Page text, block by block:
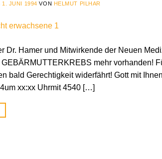
1. JUNI 1994 VON HELMUT PILHAR
Dr. Hamer und Mitwirkende der Neuen
mehr vorhanden!
bald Gerechtigkeit widerfährt! Gott mit
xx:xx Uhrmit 4540 […]